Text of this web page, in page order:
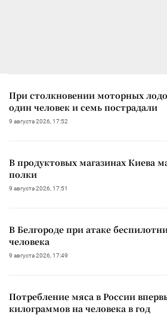
При столкновении моторных
один человек и семь пострадали
9 августа 2026, 17:52
В продуктовых магазинах Киева
полки
9 августа 2026, 17:51
В Белгороде при атаке
человека
9 августа 2026, 17:49
Потребление мяса в России
килограммов на человека в год